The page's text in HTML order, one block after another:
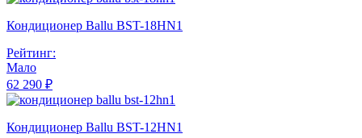
Кондиционер Ballu BST-18HN1
Рейтинг:
Мало
62 290 ₽
Кондиционер Ballu BST-12HN1